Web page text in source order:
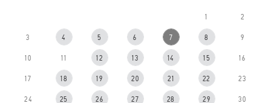
1 2
3 4 5 6 7 8 9
10 11 12 13 14 15 16
17 18 19 20 21 22 23
24 25 26 27 28 29 30